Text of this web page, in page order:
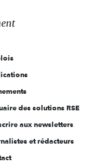
des solutions RSE
aux newsletters
et rédacteurs